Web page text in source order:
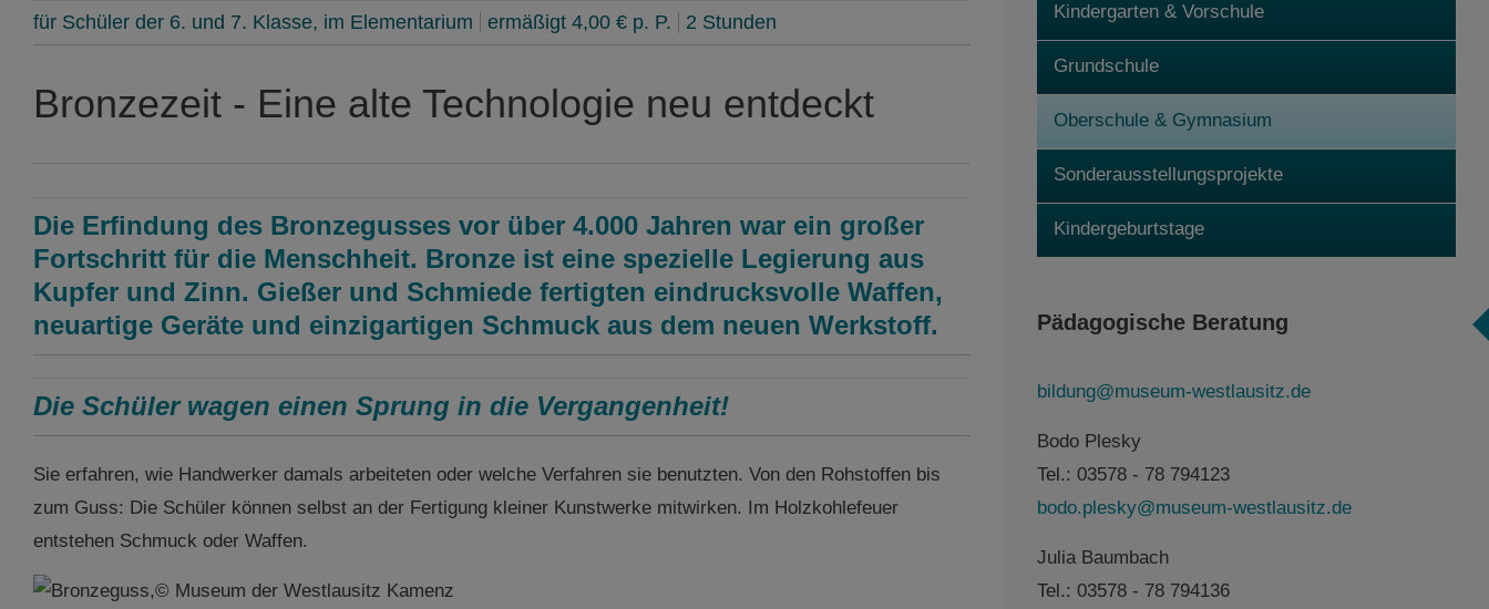
für Schüler der 6. und 7. Klasse, im Elementarium ermäßigt 4,00 € p. P. 2 Stunden
Bronzezeit - Eine alte Technologie neu entdeckt
Die Erfindung des Bronzegusses vor über 4.000 Jahren war ein großer
Fortschritt für die Menschheit. Bronze ist eine spezielle Legierung aus
Kupfer und Zinn. Gießer und Schmiede fertigten eindrucksvolle Waffen,
neuartige Geräte und einzigartigen Schmuck aus dem neuen Werkstoff.
Die Schüler wagen einen Sprung in die Vergangenheit!
Sie erfahren, wie Handwerker damals arbeiteten oder welche Verfahren sie benutzten. Von den Rohstoffen bis
zum Guss: Die Schüler können selbst an der Fertigung kleiner Kunstwerke mitwirken. Im Holzkohlefeuer
entstehen Schmuck oder Waffen.
Kindergarten & Vorschule
Grundschule
Oberschule & Gymnasium
Sonderausstellungsprojekte
Kindergeburtstage
Pädagogische Beratung
bildung@museum-westlausitz.de
Bodo Plesky
Tel.: 03578 - 78 794123
bodo.plesky@museum-westlausitz.de
Julia Baumbach
Tel.: 03578 - 78 794136